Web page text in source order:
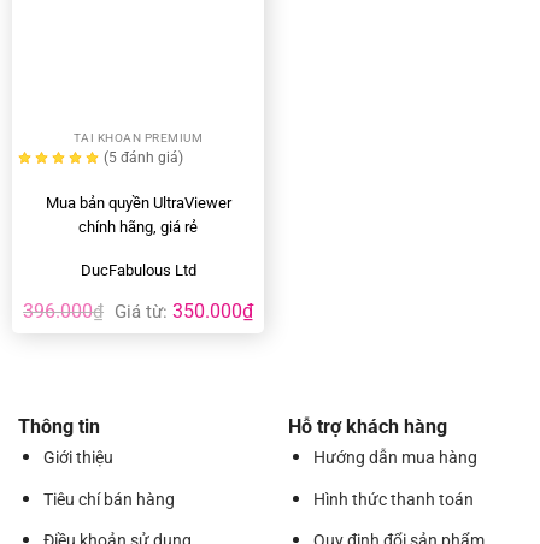
TAI KHOAN PREMIUM
(5 đánh giá)
Mua bản quyền UltraViewer
chính hãng, giá rẻ
DucFabulous Ltd
396.000₫ Giá từ: 350.000₫
Thông tin
Giới thiệu
Tiêu chí bán hàng
Hỗ trợ khách hàng
Hướng dẫn mua hàng
Hình thức thanh toán